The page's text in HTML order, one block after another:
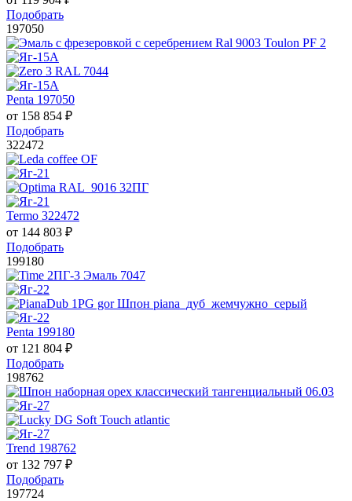
Подобрать
197050
Penta 197050
от 158 854 ₽
Подобрать
322472
Termo 322472
от 144 803 ₽
Подобрать
199180
Penta 199180
от 121 804 ₽
Подобрать
198762
Trend 198762
от 132 797 ₽
Подобрать
197724